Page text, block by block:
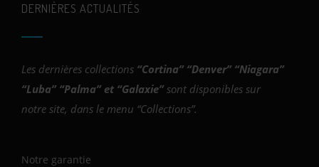
DERNIÈRES ACTUALITÉS
Les dernières collections “Cortina” “Denver” “Niagara”
“Luba” “Palma” et “Galaxie” sont disponibles sur
notre site, dans le menu “Collections”.
Notre garantie